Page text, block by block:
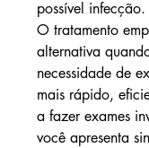
possível infecção.
O tratamento
alternativa
necessidade de
mais rápido,
a fazer exames
você apresenta